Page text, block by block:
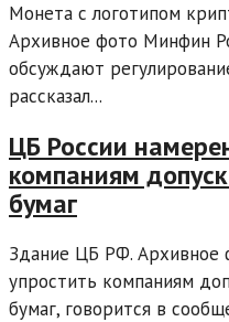
Монета с логотипом
Архивное фото Минфин
обсуждают
рассказал...
ЦБ России
компаниям
бумаг
Здание ЦБ РФ. Архивное
упростить компаниям
бумаг, говорится в